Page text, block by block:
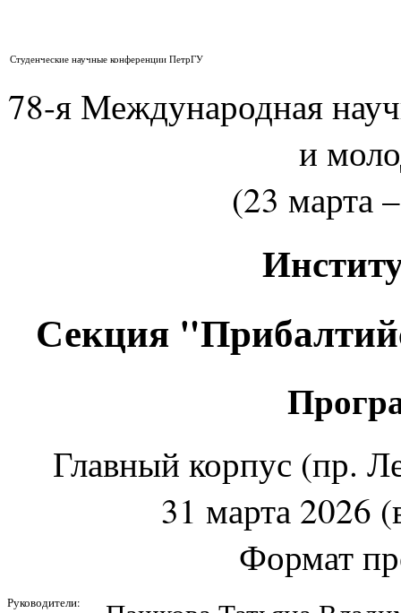
Студенческие научные конференции ПетрГУ
78-я Международная
и
(23 марта
Секция
Главный корпус (пр.
31 марта 2026
Формат
Руководители: